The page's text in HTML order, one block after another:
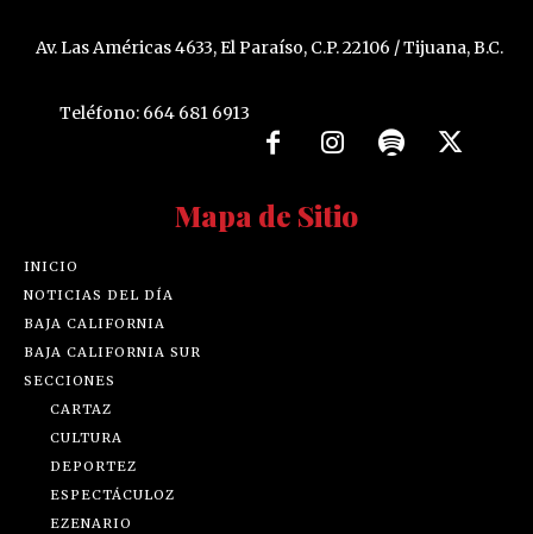
Av. Las Américas 4633, El Paraíso, C.P. 22106 / Tijuana, B.C.
Teléfono: 664 681 6913
Mapa de Sitio
INICIO
NOTICIAS DEL DÍA
BAJA CALIFORNIA
BAJA CALIFORNIA SUR
SECCIONES
CARTAZ
CULTURA
DEPORTEZ
ESPECTÁCULOZ
EZENARIO